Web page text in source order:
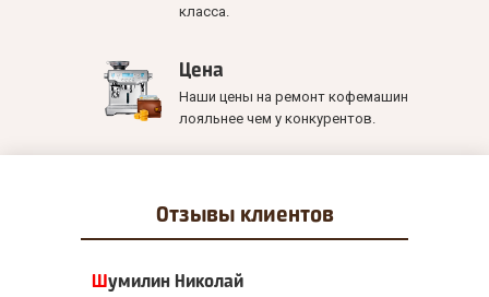
класса.
Цена
Наши цены на ремонт кофемашин
лояльнее чем у конкурентов.
Отзывы клиентов
Шумилин Николай